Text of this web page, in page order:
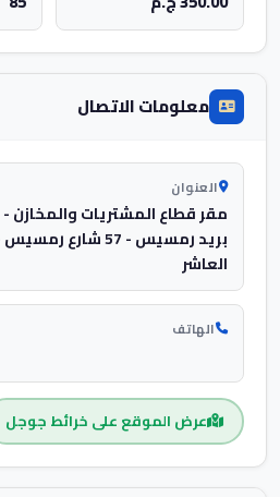
معلومات الاتصال
العنوان
مقر قطاع المشتريات والمخازن
بريد رمسيس - 57
العاشر
الهاتف
عرض الموقع على خرائط جوجل